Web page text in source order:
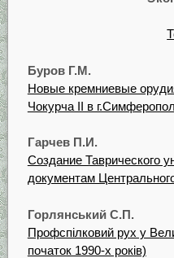
Буров Г.М.
Новые кремниевые
Чокурча II в
Гарчев П.И.
Создание Таврического
документам
Горлянський С.П.
Профспілковий рух у
початок 1990-х років)